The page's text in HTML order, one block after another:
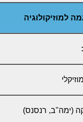
למוזיקולוגיה
(ימה"ב, רנסנס)